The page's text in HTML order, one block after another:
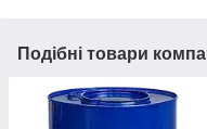
Подібні товари